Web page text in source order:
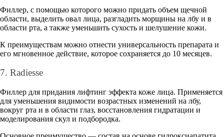
Филлер, с помощью которого можно придать объем щечной
области, выделить овал лица, разгладить морщины на лбу и в
области рта, а также уменьшить сухость и шелушение кожи.
К преимуществам можно отнести универсальность препарата и
его мгновенное действие, которое сохраняется до 10 месяцев.
7. Radiesse
Филлер для придания лифтинг эффекта коже лица. Применяется
для уменьшения видимости возрастных изменений на лбу,
вокруг рта и в области глаз, восстановления гидратации и
моделирования скул и подбородка.